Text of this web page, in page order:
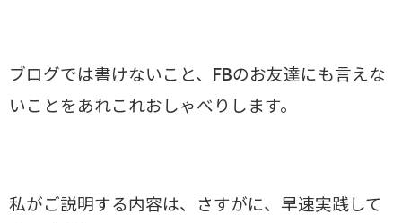
ブログでは書けないこと、FBのお友達にも言えな
いことをあれこれおしゃべりします。
私がご説明する内容は、さすがに、早速実践して